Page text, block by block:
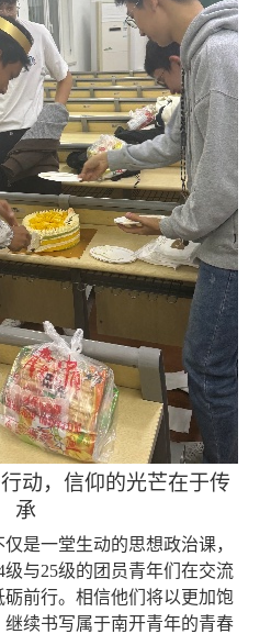
动，信仰的光芒在于传
承
是一堂生动的思想政治课，
级与25级的团员青年们在交流
前行。相信他们将以更加饱
续书写属于南开青年的青春